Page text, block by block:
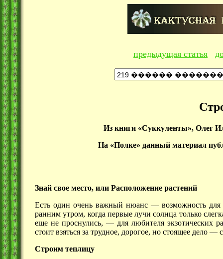
предыдущая статья
Из книги «Суккуленты», Олег
На «Полке» данный материал
Знай свое место, или Расположение растений
Есть один очень важный нюанс —возможность для
ранним утром, когда первые лучи солнца только
еще не проснулись, — для любителя экзотических
стоит взяться за трудное, дорогое, но стоящее дело —
Строим теплицу